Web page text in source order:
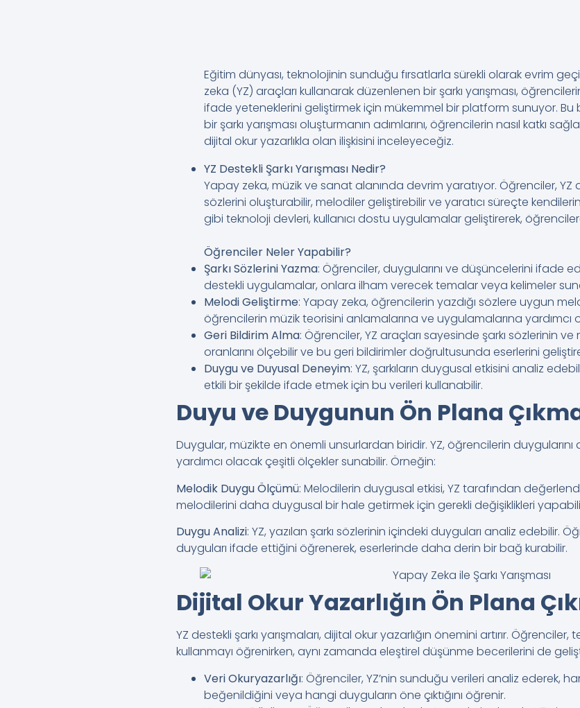
Eğitim dünyası, teknolojinin sunduğu fırsatlarla sürekli olarak evrim
zeka (YZ) araçları kullanarak düzenlenen bir şarkı yarışması,
ifade yeteneklerini geliştirmek için mükemmel bir platform sunuyor. Bu
bir şarkı yarışması oluşturmanın adımlarını, öğrencilerin nasıl katkı
dijital okur yazarlıkla olan ilişkisini inceleyeceğiz.
YZ Destekli Şarkı Yarışması Nedir?
Yapay zeka, müzik ve sanat alanında devrim yaratıyor. Öğrenciler, YZ
sözlerini oluşturabilir, melodiler geliştirebilir ve yaratıcı süreçte
gibi teknoloji devleri, kullanıcı dostu uygulamalar geliştirerek,
Öğrenciler Neler Yapabilir?
Şarkı Sözlerini Yazma: Öğrenciler, duygularını ve düşüncelerini ifade
destekli uygulamalar, onlara ilham verecek temalar veya kelimeler
Melodi Geliştirme: Yapay zeka, öğrencilerin yazdığı sözlere uygun
öğrencilerin müzik teorisini anlamalarına ve uygulamalarına yardımcı
Geri Bildirim Alma: Öğrenciler, YZ araçları sayesinde şarkı sözlerinin
oranlarını ölçebilir ve bu geri bildirimler doğrultusunda eserlerini
Duygu ve Duyusal Deneyim: YZ, şarkıların duygusal etkisini analiz
etkili bir şekilde ifade etmek için bu verileri kullanabilir.
Duyu ve Duygunun Ön Plana
Duygular, müzikte en önemli unsurlardan biridir. YZ, öğrencilerin
yardımcı olacak çeşitli ölçekler sunabilir. Örneğin:
Melodik Duygu Ölçümü: Melodilerin duygusal etkisi, YZ tarafından
melodilerini daha duygusal bir hale getirmek için gerekli değişiklikleri
Duygu Analizi: YZ, yazılan şarkı sözlerinin içindeki duyguları analiz edebilir.
duyguları ifade ettiğini öğrenerek, eserlerinde daha derin bir bağ kurabilir.
Dijital Okur Yazarlığın Ön Plana
YZ destekli şarkı yarışmaları, dijital okur yazarlığın önemini artırır.
kullanmayı öğrenirken, aynı zamanda eleştirel düşünme becerilerini de
Veri Okuryazarlığı: Öğrenciler, YZ’nin sunduğu verileri analiz ederek,
beğenildiğini veya hangi duyguların öne çıktığını öğrenir.